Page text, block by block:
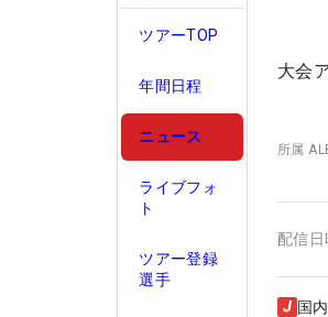
ツアーTOP
年間日程
ニュース
ライブフォ
ト
ツアー登録
選手
大会
所属
配信日
国